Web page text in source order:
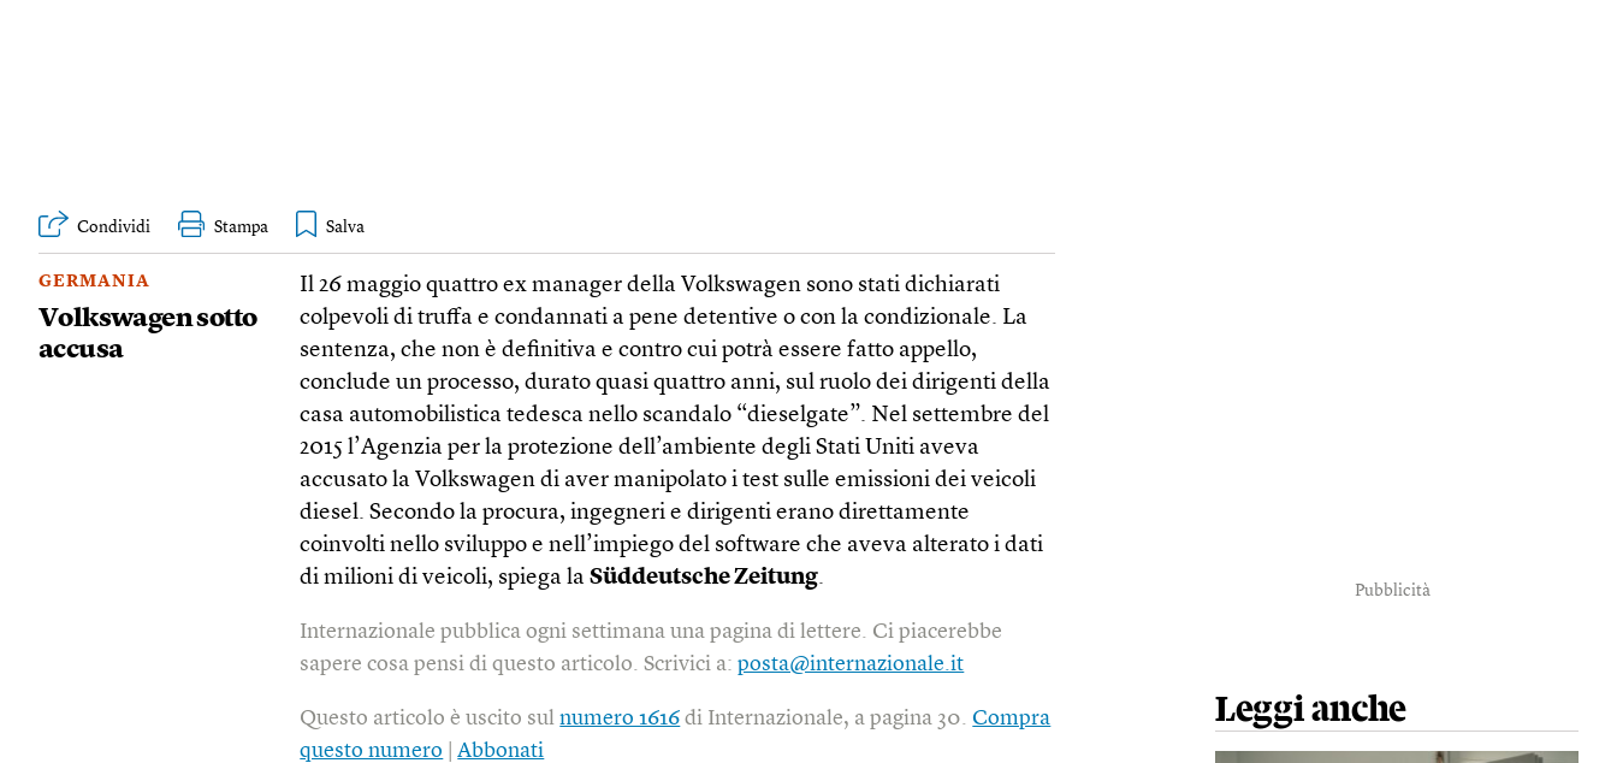
Condividi Stampa
GERMANIA
Volkswagen sotto
accusa
Il 26 maggio quattro ex manager della Volkswagen sono stati dichiarati
colpevoli di truffa e condannati a pene detentive o con la condizionale. La
sentenza, che non è definitiva e contro cui potrà essere fatto appello,
conclude un processo, durato quasi quattro anni, sul ruolo dei dirigenti della
casa automobilistica tedesca nello scandalo “dieselgate”. Nel settembre del
2015 l’Agenzia per la protezione dell’ambiente degli Stati Uniti aveva
accusato la Volkswagen di aver manipolato i test sulle emissioni dei veicoli
diesel. Secondo la procura, ingegneri e dirigenti erano direttamente
coinvolti nello sviluppo e nell’impiego del software che aveva alterato i dati
di milioni di veicoli, spiega laSüddeutsche Zeitung.
Internazionale pubblica ogni settimana una pagina di lettere. Ci piacerebbe
sapere cosa pensi di questo articolo. Scrivici a:posta@internazionale.it
Questo articolo è uscito sulnumero 1616 di Internazionale, a pagina 30.Compra
questo numero |Abbonati
Pubblicità
Leggi anche